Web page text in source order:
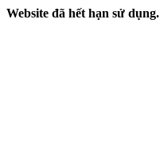
Website đã hết hạn sử dụng.